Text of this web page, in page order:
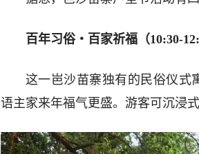
百年习俗・百家祈福（10:30-
这一岜沙苗寨独有的民俗仪式
语主家来年福气更盛。游客可沉浸